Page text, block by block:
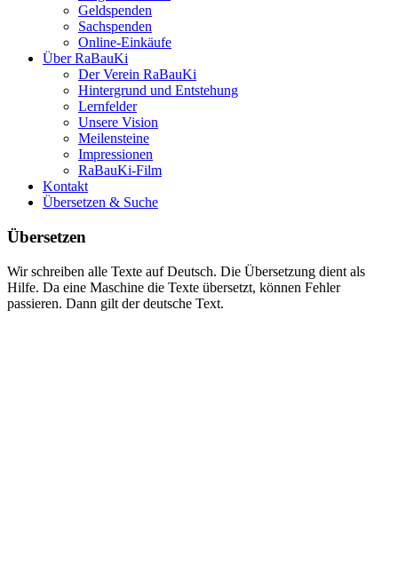
Geldspenden
Sachspenden
Online-Einkäufe
Über RaBauKi
Der Verein RaBauKi
Hintergrund und Entstehung
Lernfelder
Unsere Vision
Meilensteine
Impressionen
RaBauKi-Film
Kontakt
Übersetzen & Suche
Übersetzen
Wir schreiben alle Texte auf Deutsch. Die Übersetzung dient als
Hilfe. Da eine Maschine die Texte übersetzt, können Fehler
passieren. Dann gilt der deutsche Text.